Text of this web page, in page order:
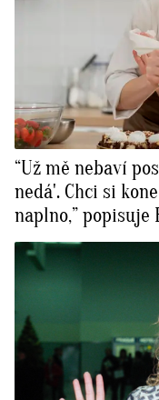
“Už mě nebaví
nedá'. Chci si
naplno,”